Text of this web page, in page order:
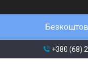
+380 (68)